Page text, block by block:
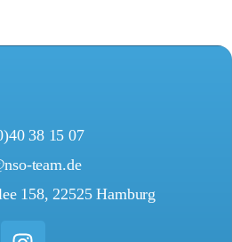
38 15 07
team.de
158, 22525 Hamburg